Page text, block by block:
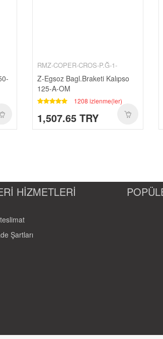
RMZ-COPER-CROS-P.Ğ-1-
Z-Egsoz Bagl.Braketi Kalıpso
125-A-OM
1208 izlenme(ler)
1,507.65 TRY
HİZMETLERİ
Şartları